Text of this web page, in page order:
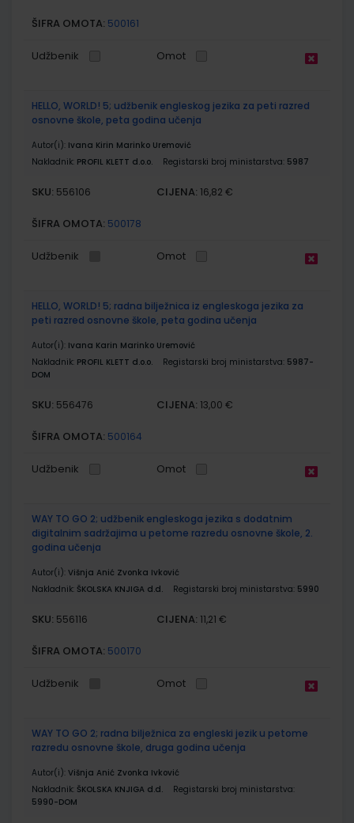
ŠIFRA OMOTA: 500161
Udžbenik Omot
HELLO, WORLD! 5; udžbenik engleskog jezika za peti razred
osnovne škole, peta godina učenja
Autor(i): Ivana Kirin Marinko Uremović
Nakladnik: PROFIL KLETT d.o.o. Registarski broj ministarstva: 5987
SKU: 556106 CIJENA: 16,82 €
ŠIFRA OMOTA: 500178
Udžbenik Omot
HELLO, WORLD! 5; radna bilježnica iz engleskoga jezika za
peti razred osnovne škole, peta godina učenja
Autor(i): Ivana Karin Marinko Uremović
Nakladnik: PROFIL KLETT d.o.o. Registarski broj ministarstva: 5987-
DOM
SKU: 556476 CIJENA: 13,00 €
ŠIFRA OMOTA: 500164
Udžbenik Omot
WAY TO GO 2; udžbenik engleskoga jezika s dodatnim
digitalnim sadržajima u petome razredu osnovne škole, 2.
godina učenja
Autor(i): Višnja Anić Zvonka Ivković
Nakladnik: ŠKOLSKA KNJIGA d.d. Registarski broj ministarstva: 5990
SKU: 556116 CIJENA: 11,21 €
ŠIFRA OMOTA: 500170
Udžbenik Omot
WAY TO GO 2; radna bilježnica za engleski jezik u petome
razredu osnovne škole, druga godina učenja
Autor(i): Višnja Anić Zvonka Ivković
Nakladnik: ŠKOLSKA KNJIGA d.d.
Registarski broj ministarstva:
5990-DOM